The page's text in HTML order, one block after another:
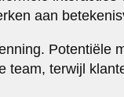
aan
Potentiële
team, terwijl